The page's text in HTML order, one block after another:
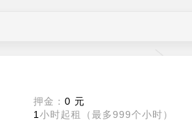
押金： 0 元
1 小时起租（最多999个小时）